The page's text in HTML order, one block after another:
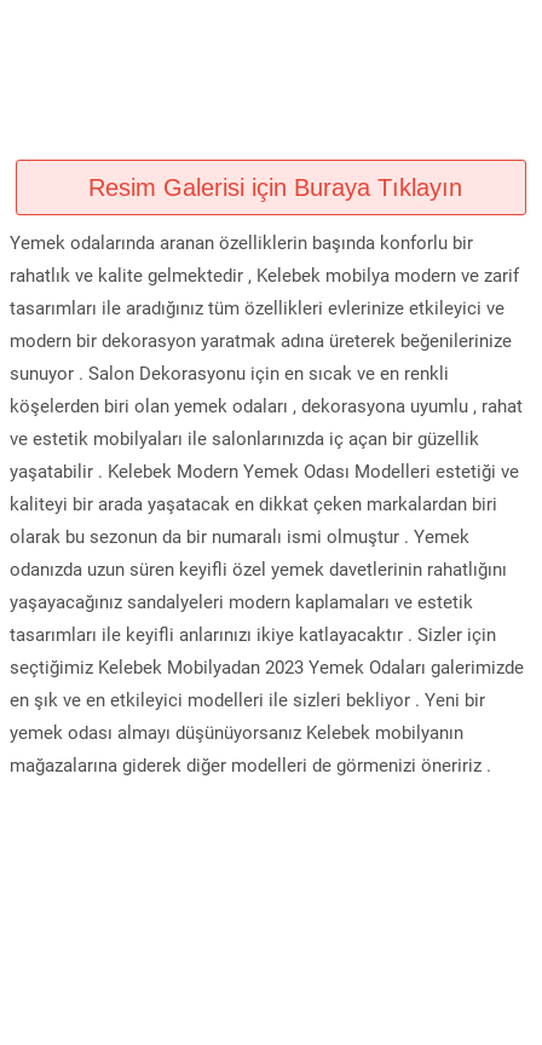
Resim Galerisi için Buraya Tıklayın
Yemek odalarında aranan özelliklerin başında konforlu bir
rahatlık ve kalite gelmektedir , Kelebek mobilya modern ve zarif
tasarımları ile aradığınız tüm özellikleri evlerinize etkileyici ve
modern bir dekorasyon yaratmak adına üreterek beğenilerinize
sunuyor . Salon Dekorasyonu için en sıcak ve en renkli
köşelerden biri olan yemek odaları , dekorasyona uyumlu , rahat
ve estetik mobilyaları ile salonlarınızda iç açan bir güzellik
yaşatabilir . Kelebek Modern Yemek Odası Modelleri estetiği ve
kaliteyi bir arada yaşatacak en dikkat çeken markalardan biri
olarak bu sezonun da bir numaralı ismi olmuştur . Yemek
odanızda uzun süren keyifli özel yemek davetlerinin rahatlığını
yaşayacağınız sandalyeleri modern kaplamaları ve estetik
tasarımları ile keyifli anlarınızı ikiye katlayacaktır . Sizler için
seçtiğimiz Kelebek Mobilyadan 2023 Yemek Odaları galerimizde
en şık ve en etkileyici modelleri ile sizleri bekliyor . Yeni bir
yemek odası almayı düşünüyorsanız Kelebek mobilyanın
mağazalarına giderek diğer modelleri de görmenizi öneririz .